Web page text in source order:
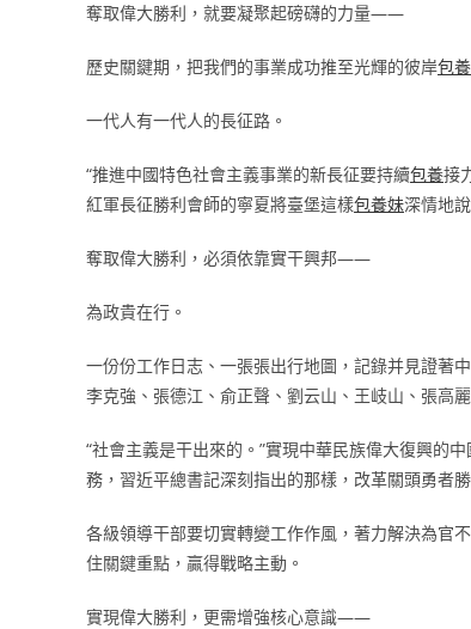
奪取偉大勝利，就要凝聚起磅礴的力量——
歷史關鍵期，把我們的事業成功推至光輝的彼岸包
一代人有一代人的長征路。
“推進中國特色社會主義事業的新長征要持續包養接
紅軍長征勝利會師的寧夏將臺堡這樣包養妹深情地說
奪取偉大勝利，必須依靠實干興邦——
為政貴在行。
一份份工作日志、一張張出行地圖，記錄并見證著
李克強、張德江、俞正聲、劉云山、王岐山、張高
“社會主義是干出來的。”實現中華民族偉大復興的
務，習近平總書記深刻指出的那樣，改革關頭勇者
各級領導干部要切實轉變工作作風，著力解決為官
住關鍵重點，贏得戰略主動。
實現偉大勝利，更需增強核心意識——